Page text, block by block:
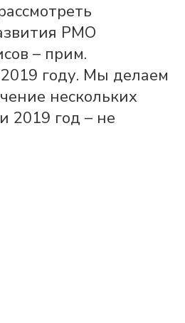
PMO
– прим.
году. Мы делаем
нескольких
2019 год – не